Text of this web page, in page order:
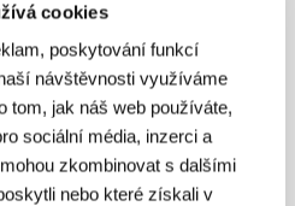
cookies
poskytování funkcí
návštěvnosti využíváme
tom, jak náš web používáte,
sociální média, inzerci a
zkombinovat s dalšími
nebo které získali v